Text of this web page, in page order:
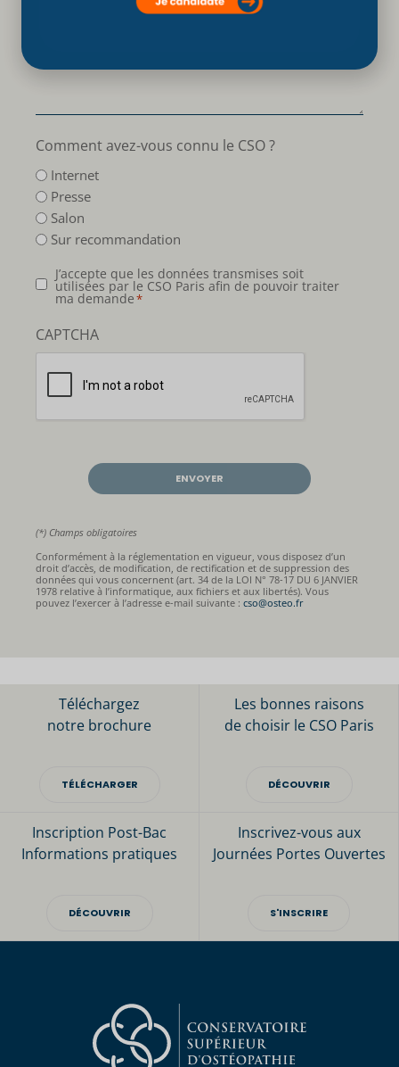
Votre message :
Comment avez-vous connu le CSO ?
Internet
Presse
Salon
Sur recommandation
Données
personnelles
J’accepte que les données transmises soit
utilisées par le CSO Paris afin de pouvoir traiter
ma demande*
CAPTCHA
(*) Champs obligatoires
Conformément à la réglementation en vigueur, vous disposez d’un
droit d’accès, de modification, de rectification et de suppression des
données qui vous concernent (art. 34 de la LOI N° 78-17 DU 6 JANVIER
1978 relative à l’informatique, aux fichiers et aux libertés). Vous
pouvez l’exercer à l’adresse e-mail suivante : cso@osteo.fr
Téléchargez
notre brochure
TÉLÉCHARGER
Les bonnes raisons
de choisir le CSO Paris
DÉCOUVRIR
Inscription Post-Bac
Informations pratiques
DÉCOUVRIR
Inscrivez-vous aux
Journées Portes Ouvertes
S'INSCRIRE